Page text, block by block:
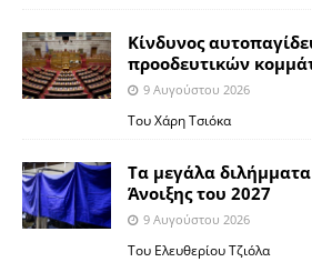
Κίνδυνος
προοδευτικών
9 Αυγούστου 2026
Του Χάρη Τσιόκα
Τα μεγάλα
Άνοιξης του 2027
9 Αυγούστου 2026
Του Ελευθερίου Τζιόλα